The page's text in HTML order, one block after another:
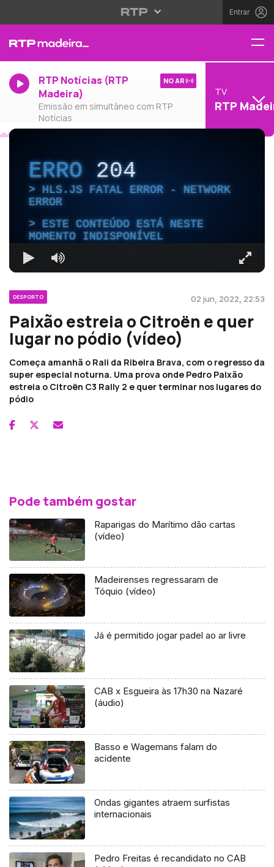
Entrar
RTP Notícias (RTP
Madeira)
Emissão em simultâneo com RTP
Notícias
NO AR
TV
RTP
ERRO204
HLS.JS FATAL ERROR - NETWORK
ERROR
ESTE CONTEÚDO ESTÁ NESTE
MOMENTO INDISPONÍVEL
DESPORTO 02 jun, 2022, 22:53
Paixão estreia o Citroën e quer
lugar no pódio (vídeo)
Começa amanhã o Rali da Ribeira Brava, com o regresso da
super especial noturna. Uma prova onde Pedro Paixão
estreia o Citroën C3 Rally 2 e quer terminar nos lugares do
pódio
Pode também gostar
Raparigas do Marítimo dão cartas
(vídeo)
Madeirenses regressaram de
Tóquio (vídeo)
Já é permitido jogar padel ao ar livre
CAB x Esgueira às 17h30 na Nazaré
(áudio)
Basso e Wagemans falam do
acidente
Ondas gigantes atraem surfistas
internacionais
Pedro Freitas é recandidato no CAB